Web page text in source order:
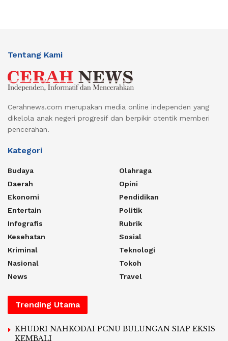
Tentang Kami
Cerahnews.com merupakan media online independen yang
dikelola anak negeri progresif dan berpikir otentik memberi
pencerahan.
Kategori
Budaya
Daerah
Ekonomi
Entertain
Infografis
Kesehatan
Kriminal
Nasional
News
Olahraga
Opini
Pendidikan
Politik
Rubrik
Sosial
Teknologi
Tokoh
Travel
Trending Utama
KHUDRI NAHKODAI PCNU BULUNGAN SIAP EKSIS
KEMBALI